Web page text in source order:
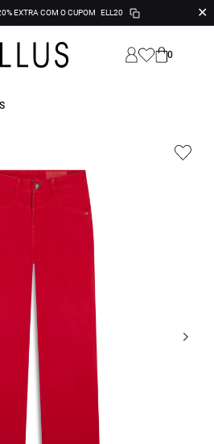
EXTRA COM O CUPOM ELL20 ✕
0